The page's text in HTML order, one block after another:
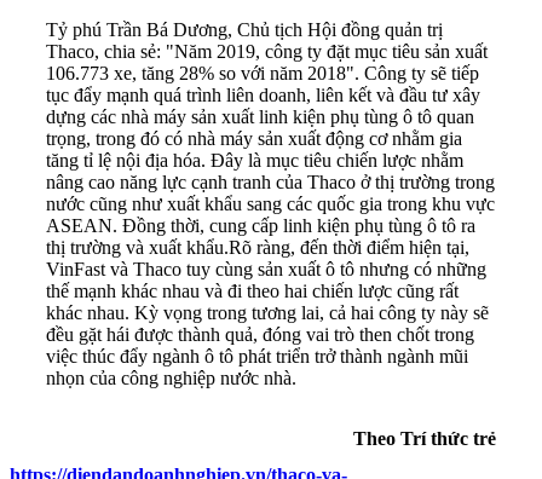
Tỷ phú Trần Bá Dương, Chủ tịch Hội đồng quản trị
Thaco, chia sẻ: "Năm 2019, công ty đặt mục tiêu sản xuất
106.773 xe, tăng 28% so với năm 2018". Công ty sẽ tiếp
tục đẩy mạnh quá trình liên doanh, liên kết và đầu tư xây
dựng các nhà máy sản xuất linh kiện phụ tùng ô tô quan
trọng, trong đó có nhà máy sản xuất động cơ nhằm gia
tăng tỉ lệ nội địa hóa. Đây là mục tiêu chiến lược nhằm
nâng cao năng lực cạnh tranh của Thaco ở thị trường trong
nước cũng như xuất khẩu sang các quốc gia trong khu vực
ASEAN. Đồng thời, cung cấp linh kiện phụ tùng ô tô ra
thị trường và xuất khẩu.Rõ ràng, đến thời điểm hiện tại,
VinFast và Thaco tuy cùng sản xuất ô tô nhưng có những
thế mạnh khác nhau và đi theo hai chiến lược cũng rất
khác nhau. Kỳ vọng trong tương lai, cả hai công ty này sẽ
đều gặt hái được thành quả, đóng vai trò then chốt trong
việc thúc đẩy ngành ô tô phát triển trở thành ngành mũi
nhọn của công nghiệp nước nhà.
Theo Trí thức trẻ
https://diendandoanhnghiep.vn/thaco-va-